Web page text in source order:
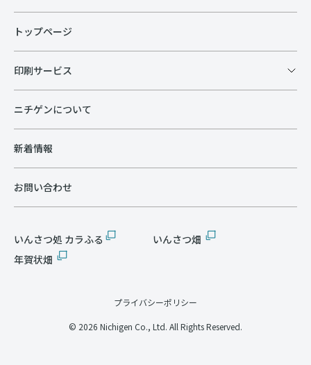
トップページ
印刷サービス
ニチゲンについて
新着情報
お問い合わせ
いんさつ処 カラふる
いんさつ畑
年賀状畑
プライバシーポリシー
© 2026 Nichigen Co., Ltd. All Rights Reserved.